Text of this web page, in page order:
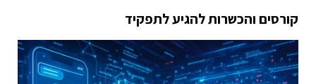
קורסים והכשרות להגיע לתפקיד